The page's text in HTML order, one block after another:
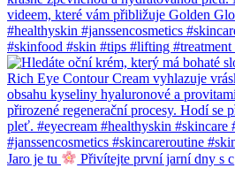
Jaro je tu Přivítejte první jarní dny s c